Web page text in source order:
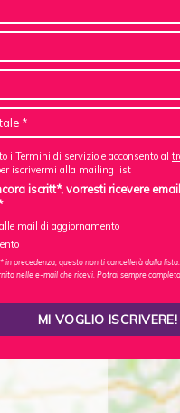
i Termini di servizio e acconsento al
iscrivermi alla mailing list
iscritt*, vorresti ricevere
mail di aggiornamento
in precedenza, questo non ti cancellerà dalla
nelle e-mail che ricevi. Potrai sempre